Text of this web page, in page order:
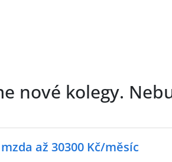
nové kolegy.
až 30300 Kč/měsíc